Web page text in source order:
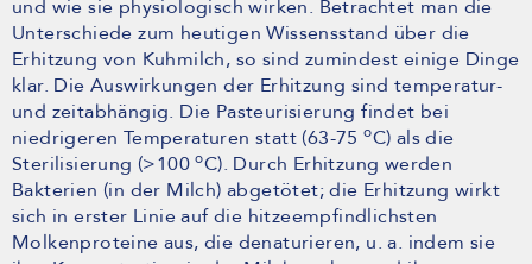
und wie sie physiologisch wirken. Betrachtet man die
Unterschiede zum heutigen Wissensstand über die
Erhitzung von Kuhmilch, so sind zumindest einige Dinge
klar. Die Auswirkungen der Erhitzung sind temperatur-
und zeitabhängig. Die Pasteurisierung findet bei
niedrigeren Temperaturen statt (63-75oC) als die
Sterilisierung (>100oC). Durch Erhitzung werden
Bakterien (in der Milch) abgetötet; die Erhitzung wirkt
sich in erster Linie auf die hitzeempfindlichsten
Molkenproteine aus, die denaturieren, u. a. indem sie